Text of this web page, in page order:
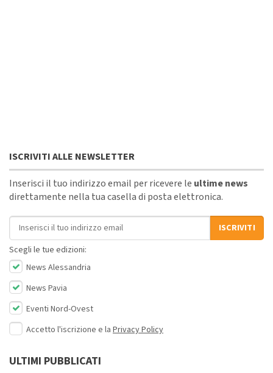
ISCRIVITI ALLE NEWSLETTER
Inserisci il tuo indirizzo email per ricevere le ultime news
direttamente nella tua casella di posta elettronica.
Indirizzo email
ISCRIVITI
Scegli le tue edizioni:
News Alessandria
News Pavia
Eventi Nord-Ovest
Accetto l'iscrizione e la Privacy Policy
ULTIMI PUBBLICATI